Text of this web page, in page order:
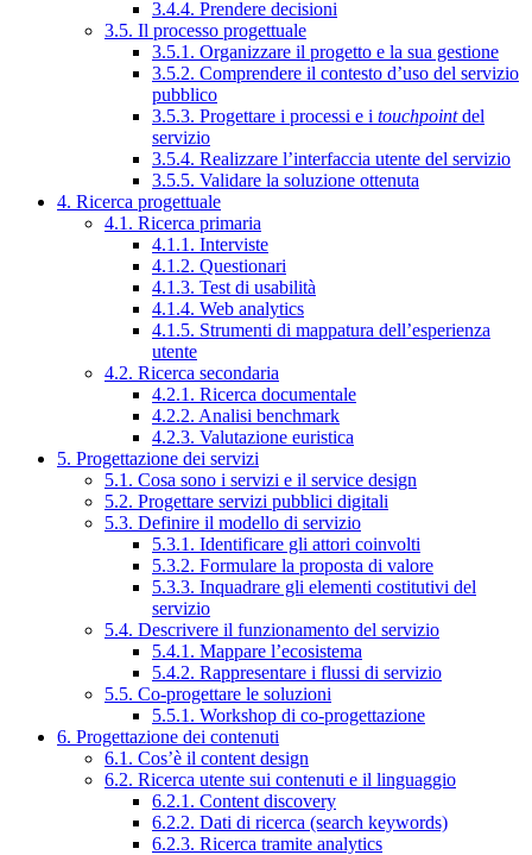
3.4.4. Prendere decisioni
3.5. Il processo progettuale
3.5.1. Organizzare il progetto e la sua gestione
3.5.2. Comprendere il contesto d’uso del servizio
pubblico
3.5.3. Progettare i processi e i touchpointdel
servizio
3.5.4. Realizzare l’interfaccia utente del servizio
3.5.5. Validare la soluzione ottenuta
4. Ricerca progettuale
4.1. Ricerca primaria
4.1.1. Interviste
4.1.2. Questionari
4.1.3. Test di usabilità
4.1.4. Web analytics
4.1.5. Strumenti di mappatura dell’esperienza
utente
4.2. Ricerca secondaria
4.2.1. Ricerca documentale
4.2.2. Analisi benchmark
4.2.3. Valutazione euristica
5. Progettazione dei servizi
5.1. Cosa sono i servizi e il service design
5.2. Progettare servizi pubblici digitali
5.3. Definire il modello di servizio
5.3.1. Identificare gli attori coinvolti
5.3.2. Formulare la proposta di valore
5.3.3. Inquadrare gli elementi costitutivi del
servizio
5.4. Descrivere il funzionamento del servizio
5.4.1. Mappare l’ecosistema
5.4.2. Rappresentare i flussi di servizio
5.5. Co-progettare le soluzioni
5.5.1. Workshop di co-progettazione
6. Progettazione dei contenuti
6.1. Cos’è il content design
6.2. Ricerca utente sui contenuti e il linguaggio
6.2.1. Content discovery
6.2.2. Dati di ricerca (search keywords)
6.2.3. Ricerca tramite analytics